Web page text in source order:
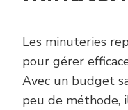
Les minuteries
pour gérer
Avec un budget
peu de méthode,